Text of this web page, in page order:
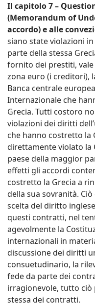
Il capitolo 7 –
(Memorandum of
accordo) e alle
siano state violazioni
parte della stessa
fornito dei prestiti,
zona euro (i creditori),
Banca centrale
Internazionale che
Grecia. Tutti costoro
violazioni dei diritti
che hanno costretto la
direttamente violato la
paese della maggior
effetti gli accordi
costretto la Grecia a
della sua sovranità.
scelta del diritto
questi contratti, nel
agevolmente la
internazionali in
discussione dei diritti
consuetudinario, la
fede da parte dei
irragionevole, tutto ciò
stessa dei contratti.